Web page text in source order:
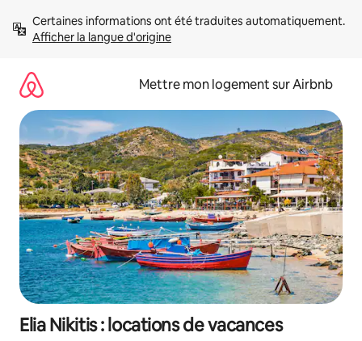
directement
Afficher la langue d'origine
Mettre mon logement sur Airbnb
Elia Nikitis : locations de vacances